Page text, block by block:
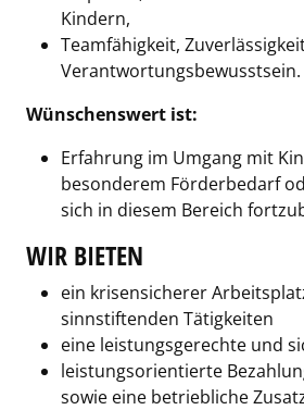
Kindern,
Teamfähigkeit,
Verantwortungsbewusstsein.
Wünschenswert ist:
Erfahrung im Umgang mit
besonderem Förderbedarf
sich in diesem Bereich
WIR BIETEN
ein krisensicherer
sinnstiftenden Tätigkeiten
eine leistungsgerechte und
leistungsorientierte
sowie eine betriebliche